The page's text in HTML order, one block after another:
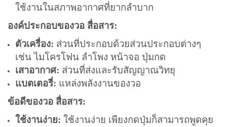
ใช้งานในสภาพอากาศที่ยากลำบาก
องค์ประกอบของวอ สื่อสาร:
ตัวเครื่อง: ส่วนที่ประกอบด้วยส่วนประกอบต่างๆ
เช่น ไมโครโฟน ลำโพง หน้าจอ ปุ่มกด
เสาอากาศ: ส่วนที่ส่งและรับสัญญาณวิทยุ
แบตเตอรี่: แหล่งพลังงานของวอ
ข้อดีของวอ สื่อสาร:
ใช้งานง่าย: ใช้งานง่าย เพียงกดปุ่มก็สามารถพูดคุย